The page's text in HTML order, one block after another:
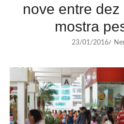
nove entre
mostra
23/01/2016/